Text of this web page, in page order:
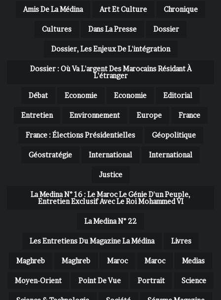
Amis De La Médina Art Et Culture Chronique
Cultures Dans La Presse Dossier
Dossier, Les Enjeux De L'intégration
Dossier : Où Va L'argent Des Marocains Résidant À
L'étranger
Débat Economie Economie Editorial
Entretien Environnement Europe France
France : Élections Présidentielles Géopolitique
Géostratégie International International
Justice
La Medina N° 16 : Le Maroc Le Génie D'un Peuple,
Entretien Exclusif Avec Le Roi Mohammed VI
La Medina N° 22
Les Entretiens Du Magazine La Médina Livres
Maghreb Maghreb Maroc Maroc Medias
Moyen-Orient Point De Vue Portrait Science